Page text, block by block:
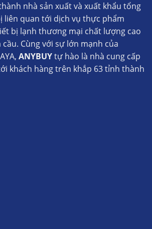
nhà sản xuất và xuất khẩu tổng
liên quan tới dịch vụ thực phẩm
bị lạnh thương mại chất lượng cao
Cùng với sự lớn mạnh của
ANYBUYtự hào là nhà cung cấp
khách hàng trên khắp 63 tỉnh thành